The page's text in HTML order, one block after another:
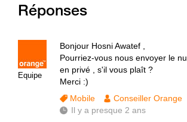
Réponses
Equipe
Bonjour Hosni Awatef ,
Pourriez-vous nous envoyer le
en privé , s'il vous plaît ?
Merci :)
Mobile
Conseiller Orange
Il y a presque 2 ans